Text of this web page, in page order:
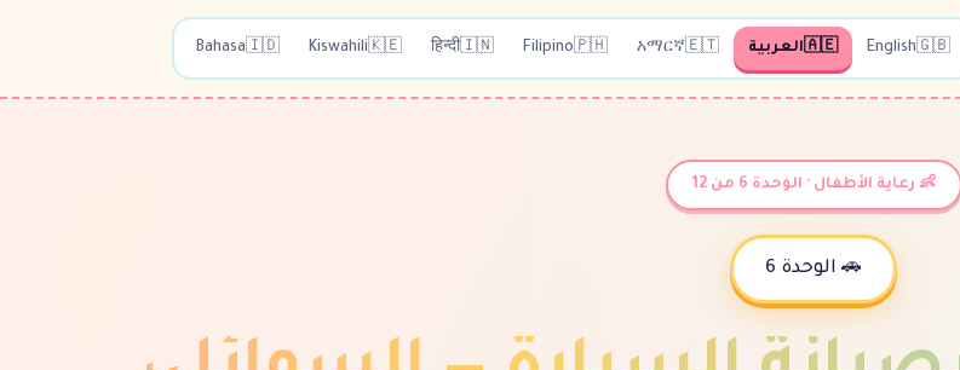
🇬🇧
English
🇦🇪العربية 🇪🇹
አማርኛ
🇵🇭
Filipino
🇮🇳
हिन्दी
🇰🇪
Kiswahili
🇮🇩
Bahasa
👶 رعاية الأطفال · الوحدة 6 من 12
🚗 الوحدة 6